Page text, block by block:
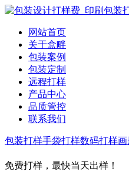
网站首页
关于盒畔
包装案例
包装定制
远程打样
产品中心
品质管控
联系我们
包装打样手袋打样数码打样画
免费打样，最快当天出样！